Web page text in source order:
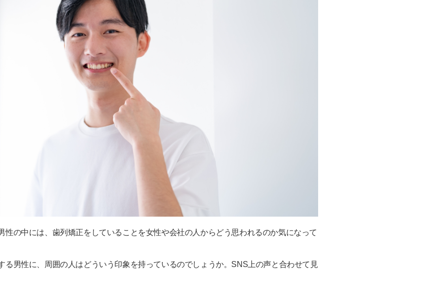
性の中には、歯列矯正をしていることを女性や会社の人からどう思われるのか気になって
る男性に、周囲の人はどういう印象を持っているのでしょうか。SNS上の声と合わせて見